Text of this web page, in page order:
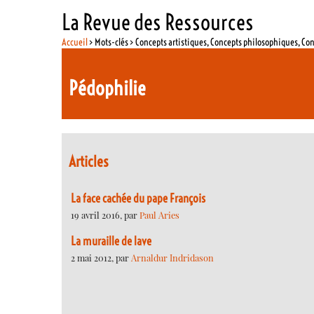
La Revue des Ressources
Accueil> Mots-clés > Concepts artistiques, Concepts philosophiques,
Pédophilie
Articles
La face cachée du pape François
19 avril 2016, parPaul Aries
La muraille de lave
2 mai 2012, parArnaldur Indridason